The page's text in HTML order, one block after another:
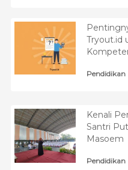
Tryout.id
Pendidikan
Kenali
Santri
Masoem
Pendidikan